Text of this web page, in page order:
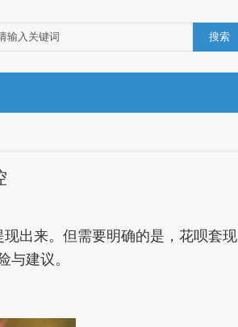
搜索
出来。但需要明确的是，花呗套现
与建议。